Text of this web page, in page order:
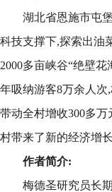
湖北省恩施市屯
科技支撑下,探索出油
2000多亩峡谷“绝壁
年吸纳游客8万余人
带动全村增收300多
村带来了新的经济增
作者简介:
梅德圣研究员长